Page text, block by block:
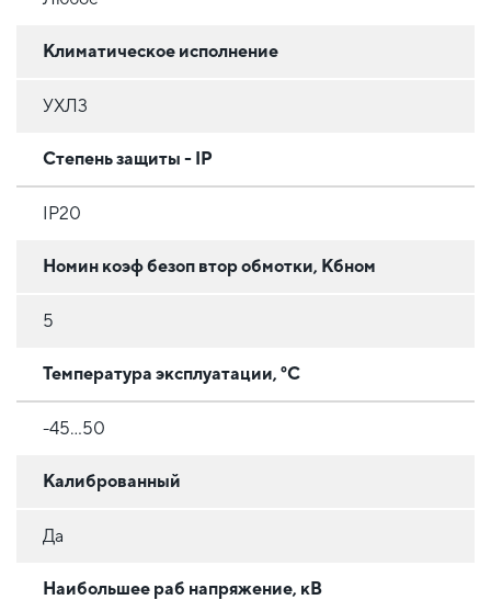
Климатическое исполнение
УХЛ3
Степень защиты - IP
IP20
Номин коэф безоп втор обмотки, Кбном
5
Температура эксплуатации, °C
-45...50
Калиброванный
Да
Наибольшее раб напряжение, кВ